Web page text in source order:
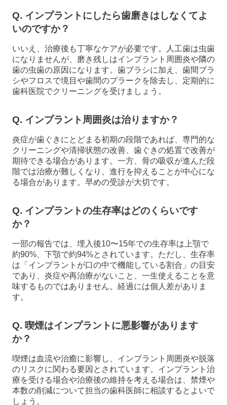
Q. インプラントにしたら歯磨きはしなくてよ
いのですか？
いいえ、治療後も丁寧なケアが必要です。人工歯は虫歯
になりませんが、磨き残しはインプラント周囲炎や隣の
歯の虫歯の原因になります。歯ブラシに加え、歯間ブラ
シやフロスで境目や歯間のプラークを除去し、定期的に
歯科医院でクリーニングを受けましょう。
Q. インプラント周囲炎は治りますか？
炎症が歯ぐきにとどまる初期の段階であれば、専門的な
クリーニングや清掃状態の改善、歯ぐきの処置で改善が
期待できる場合があります。一方、骨の吸収が進んだ段
階では治療が難しくなり、進行を抑えることが中心にな
る場合があります。早めの受診が大切です。
Q. インプラントの生存率はどのくらいです
か？
一部の報告では、埋入後10〜15年での生存率は上顎で
約90%、下顎で約94%とされています。ただし、生存率
は「インプラントが口の中で機能している割合」の目安
であり、炎症や再治療がないこと、一生使えることを意
味するものではありません。経過には個人差がありま
す。
Q. 喫煙はインプラントに悪影響があります
か？
喫煙は血流や治癒に影響し、インプラント周囲炎や脱落
のリスクに関わる要因とされています。インプラント治
療を受ける場合や治療後の維持を考える場合は、禁煙や
本数の削減について担当の歯科医師に相談するとよいで
しょう。